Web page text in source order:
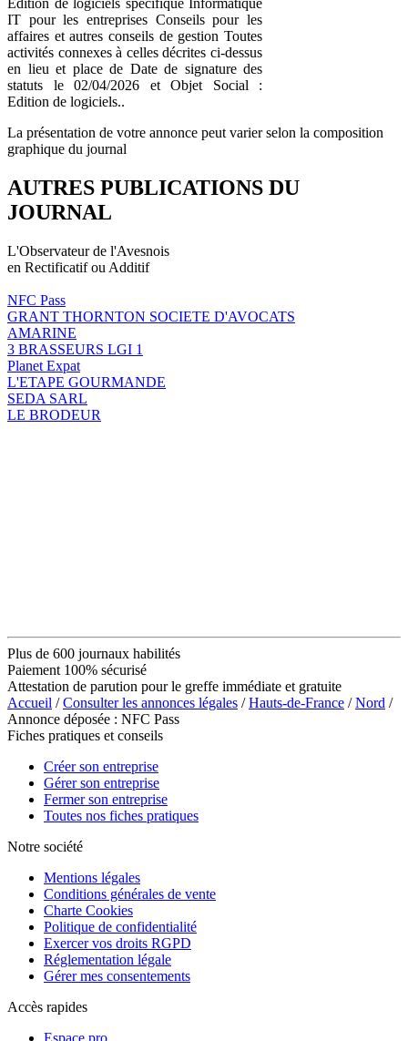
IT pour les entreprises Conseils pour les
affaires et autres conseils de gestion Toutes
activités connexes à celles décrites ci-dessus
en lieu et place de Date de signature des
statuts le 02/04/2026 et Objet Social :
Edition de logiciels..
La présentation de votre annonce peut varier selon la composition
graphique du journal
AUTRES PUBLICATIONS DU
JOURNAL
L'Observateur de l'Avesnois
en Rectificatif ou Additif
NFC Pass
GRANT THORNTON SOCIETE D'AVOCATS
AMARINE
3 BRASSEURS LGI 1
Planet Expat
L'ETAPE GOURMANDE
SEDA SARL
LE BRODEUR
Plus de 600 journaux habilités
Paiement 100% sécurisé
Attestation de parution pour le greffe immédiate et gratuite
Accueil /Consulter les annonces légales /Hauts-de-France /Nord /
Annonce déposée : NFC Pass
Fiches pratiques et conseils
Créer son entreprise
Gérer son entreprise
Fermer son entreprise
Toutes nos fiches pratiques
Notre société
Mentions légales
Conditions générales de vente
Charte Cookies
Politique de confidentialité
Exercer vos droits RGPD
Réglementation légale
Gérer mes consentements
Accès rapides
Espace pro